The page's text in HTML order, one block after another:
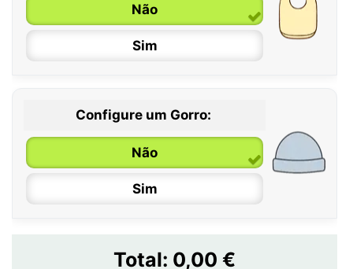
Não
Sim
Configure um Gorro:
Não
Sim
Total: 0,00 €